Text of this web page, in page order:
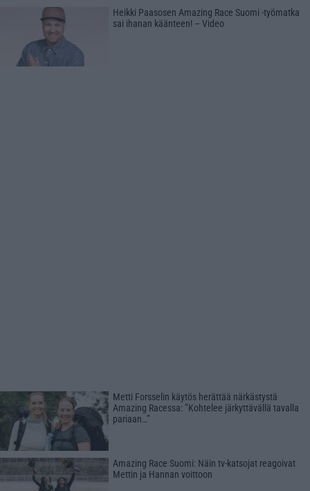
Heikki Paasosen Amazing Race Suomi -työmatka
sai ihanan käänteen! – Video
Metti Forsselin käytös herättää närkästystä
Amazing Racessa: ”Kohtelee järkyttävällä tavalla
pariaan…”
Amazing Race Suomi: Näin tv-katsojat reagoivat
Mettin ja Hannan voittoon